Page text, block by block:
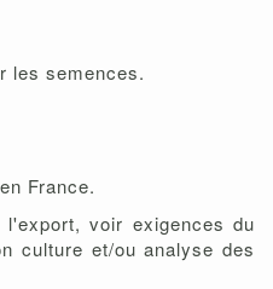
les semences.
France.
voir exigences du
culture et/ou analyse des